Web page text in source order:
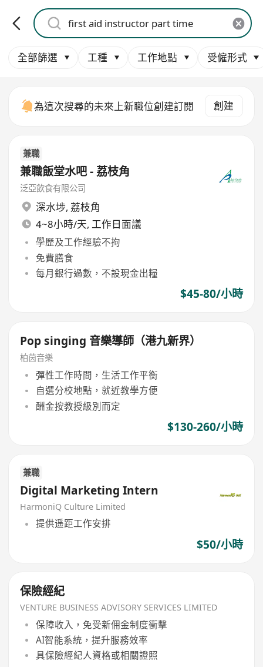
全部篩選 工種 工作地點 受僱形式
為這次搜尋的未來上新職位創建訂閱 創建
兼職
兼職飯堂水吧 - 荔枝角
泛亞飲食有限公司
深水埗, 荔枝角
4~8小時/天, 工作日面議
學歷及工作經驗不拘
免費膳食
每月銀行過數，不設現金出糧
$45-80/小時
Pop singing 音樂導師（港九新界）
柏茵音樂
彈性工作時間，生活工作平衡
自選分校地點，就近教學方便
酬金按教授級別而定
$130-260/小時
兼職
Digital Marketing Intern
HarmoniQ Culture Limited
提供遥距工作安排
$50/小時
保險經紀
VENTURE BUSINESS ADVISORY SERVICES LIMITED
保障收入，免受新佣金制度衝擊
AI智能系統，提升服務效率
具保險經紀人資格或相關證照